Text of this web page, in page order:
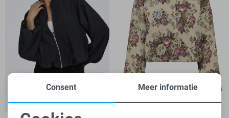
Consent Meer informatie